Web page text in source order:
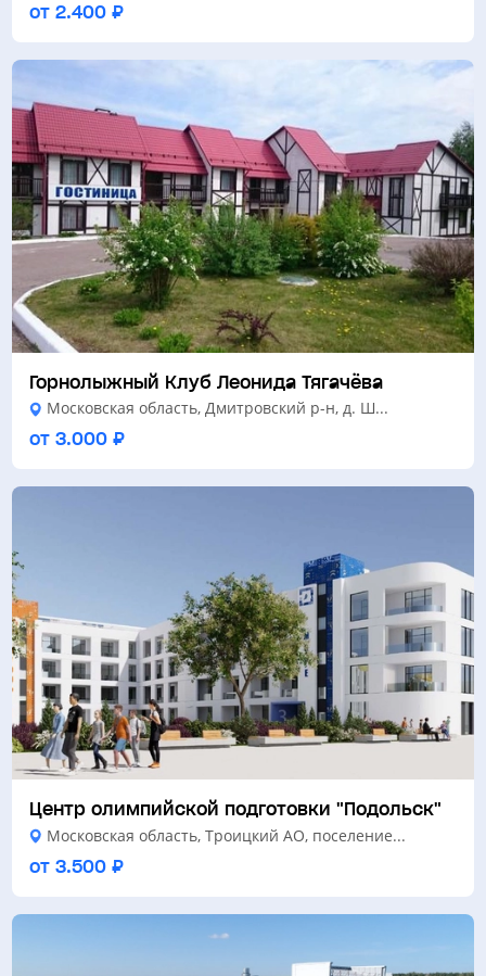
от 2.400 ₽
Горнолыжный Клуб Леонида Тягачёва
Московская область, Дмитровский р-н, д. Ш...
от 3.000 ₽
Центр олимпийской подготовки "Подольск"
Московская область, Троицкий АО, поселение...
от 3.500 ₽